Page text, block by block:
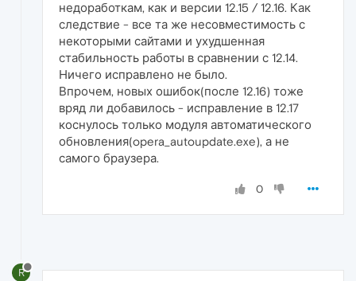
недоработкам, как и версии 12.15 / 12.16. Как
следствие - все та же несовместимость с
некоторыми сайтами и ухудшенная
стабильность работы в сравнении с 12.14.
Ничего исправлено не было.
Впрочем, новых ошибок(после 12.16) тоже
вряд ли добавилось - исправление в 12.17
коснулось только модуля автоматического
обновления(opera_autoupdate.exe), а не
самого браузера.
0
R